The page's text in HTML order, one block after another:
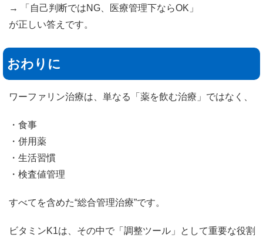
→ 「自己判断ではNG、医療管理下ならOK」
が正しい答えです。
おわりに
ワーファリン治療は、単なる「薬を飲む治療」ではなく、
・食事
・併用薬
・生活習慣
・検査値管理
すべてを含めた“総合管理治療”です。
ビタミンK1は、その中で「調整ツール」として重要な役割